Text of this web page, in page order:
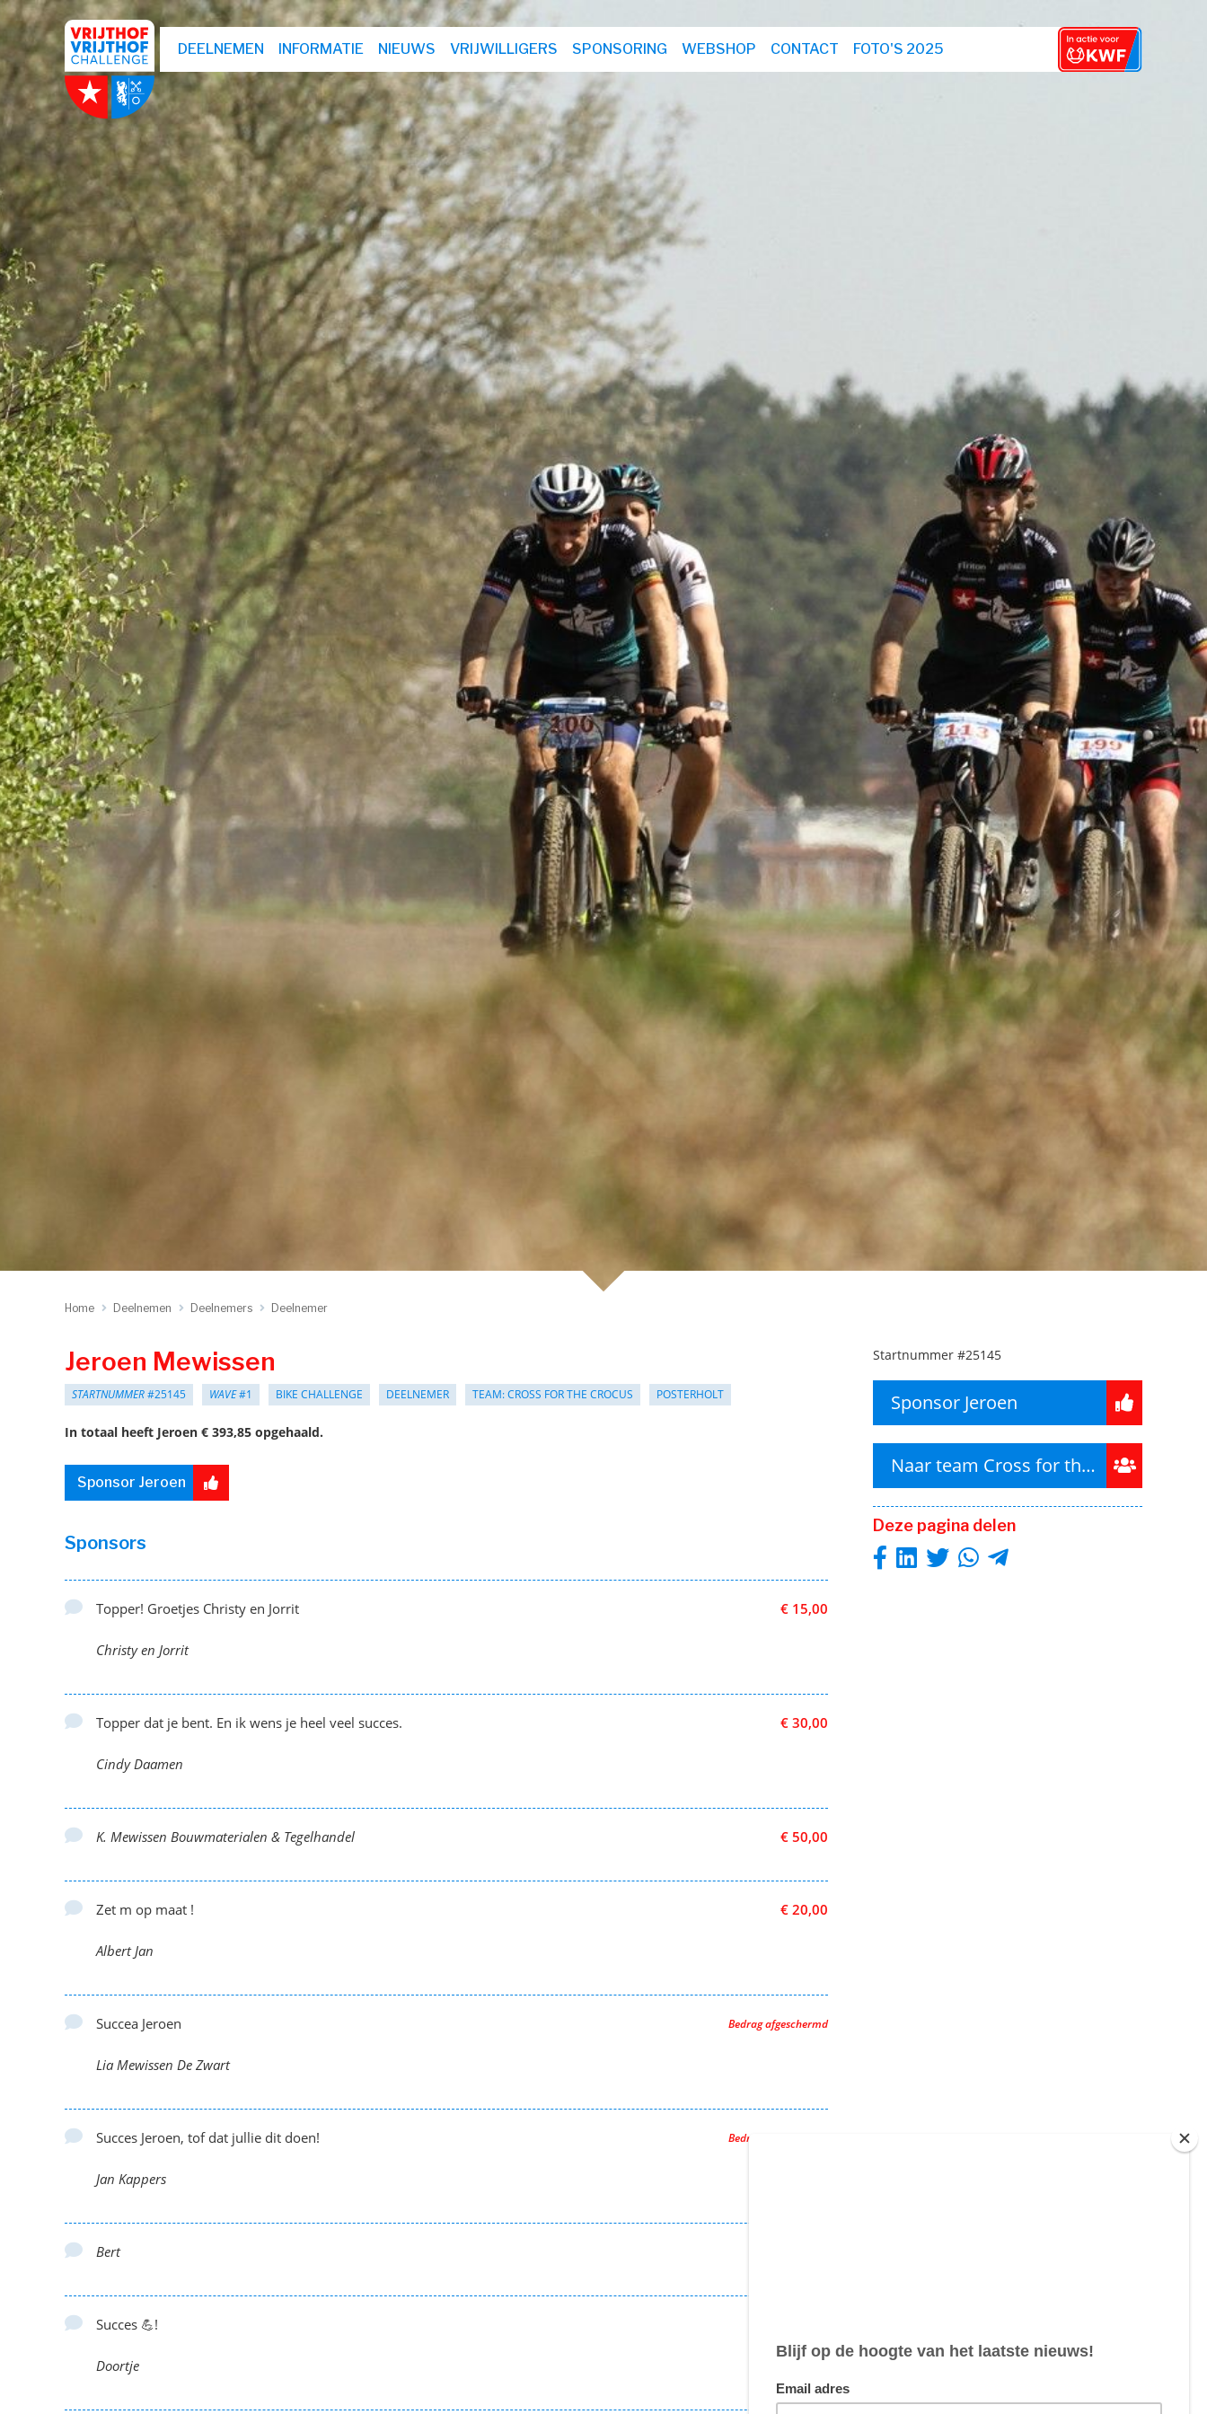
DEELNEMEN INFORMATIE NIEUWS VRIJWILLIGERS SPONSORING WEBSHOP CONTACT FOTO'S 2025
Home Deelnemen Deelnemers Deelnemer
Jeroen Mewissen
STARTNUMMER#25145 WAVE#1 BIKE CHALLENGE DEELNEMER TEAM: CROSS FOR THE CROCUS POSTERHOLT
In totaal heeft Jeroen € 393,85 opgehaald.
Sponsor Jeroen
Startnummer #25145
Sponsor Jeroen
Naar team Cross for the Crocus
Deze pagina delen
Sponsors
€ 15,00
Topper! Groetjes Christy en Jorrit
Christy en Jorrit
€ 30,00
Topper dat je bent. En ik wens je heel veel succes.
Cindy Daamen
€ 50,00
K. Mewissen Bouwmaterialen & Tegelhandel
€ 20,00
Zet m op maat !
Albert Jan
Bedrag afgeschermd
Succea Jeroen
Lia Mewissen De Zwart
Bedrag afgeschermd
Succes Jeroen, tof dat jullie dit doen!
Jan Kappers
Bert
Succes 💪!
Doortje